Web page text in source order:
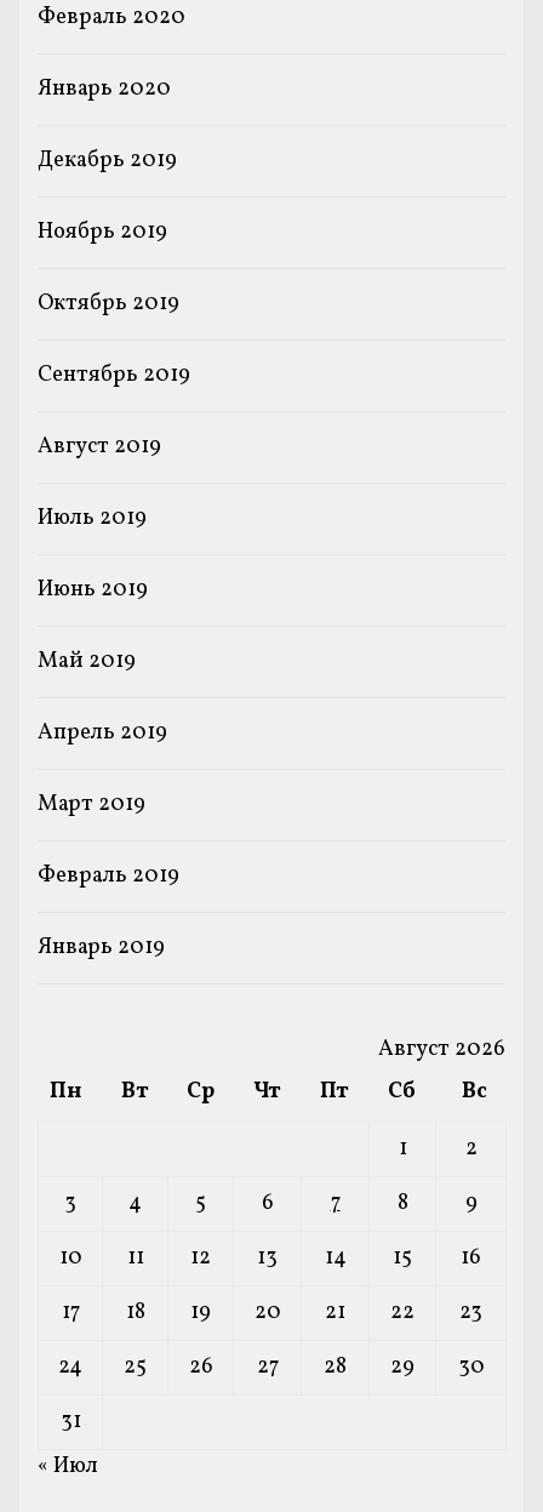
Февраль 2020
Январь 2020
Декабрь 2019
Ноябрь 2019
Октябрь 2019
Сентябрь 2019
Август 2019
Июль 2019
Июнь 2019
Май 2019
Апрель 2019
Март 2019
Февраль 2019
Январь 2019
Август 2026
Пн
Вт Ср Чт Пт Сб
Вс
1
2
3
4 5 6 7 8
9
10
11 12 13 14 15
16
17
18 19 20 21 22
23
24
25 26 27 28 29
30
31
« Июл